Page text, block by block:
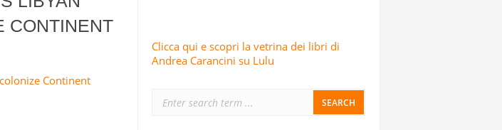
INTELLIGENCE “SICURI” DI ISRAELE: LO AFFERMA IL CORPO DELLE
CONTINENT
Continent
Clicca qui e scopri la vetrina dei libri di
Andrea Carancini su Lulu